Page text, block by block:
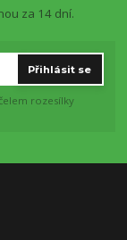
za 14 dní.
Přihlásit se
rozesílky